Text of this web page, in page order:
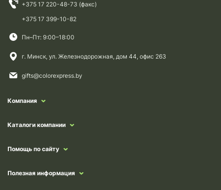
+375 17 220-48-73 (факс)
+375 17 399-10-82
Пн–Пт: 9:00–18:00
г. Минск, ул. Железнодорожная, дом 44, офис 263
gifts@colorexpress.by
Компания
Каталоги компании
Помощь по сайту
Полезная информация